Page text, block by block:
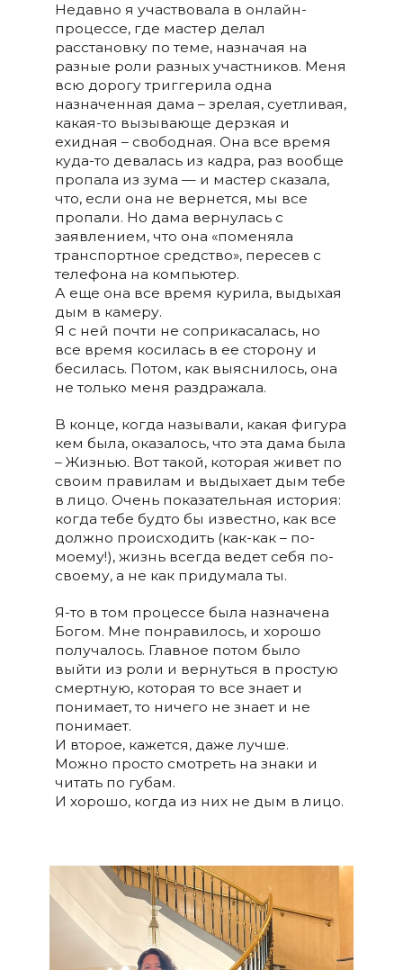
Недавно я участвовала в онлайн-
процессе, где мастер делал
расстановку по теме, назначая на
разные роли разных участников. Меня
всю дорогу триггерила одна
назначенная дама – зрелая, суетливая,
какая-то вызывающе дерзкая и
ехидная – свободная. Она все время
куда-то девалась из кадра, раз вообще
пропала из зума — и мастер сказала,
что, если она не вернется, мы все
пропали. Но дама вернулась с
заявлением, что она «поменяла
транспортное средство», пересев с
телефона на компьютер.
А еще она все время курила, выдыхая
дым в камеру.
Я с ней почти не соприкасалась, но
все время косилась в ее сторону и
бесилась. Потом, как выяснилось, она
не только меня раздражала.
В конце, когда называли, какая фигура
кем была, оказалось, что эта дама была
– Жизнью. Вот такой, которая живет по
своим правилам и выдыхает дым тебе
в лицо. Очень показательная история:
когда тебе будто бы известно, как все
должно происходить (как-как – по-
моему!), жизнь всегда ведет себя по-
своему, а не как придумала ты.
Я-то в том процессе была назначена
Богом. Мне понравилось, и хорошо
получалось. Главное потом было
выйти из роли и вернуться в простую
смертную, которая то все знает и
понимает, то ничего не знает и не
понимает.
И второе, кажется, даже лучше.
Можно просто смотреть на знаки и
читать по губам.
И хорошо, когда из них не дым в лицо.